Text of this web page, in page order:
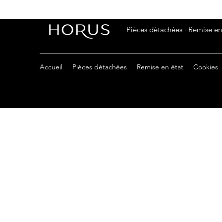
Pièces détachées · Remise
Accueil Pièces détachées Remise en état Cookies